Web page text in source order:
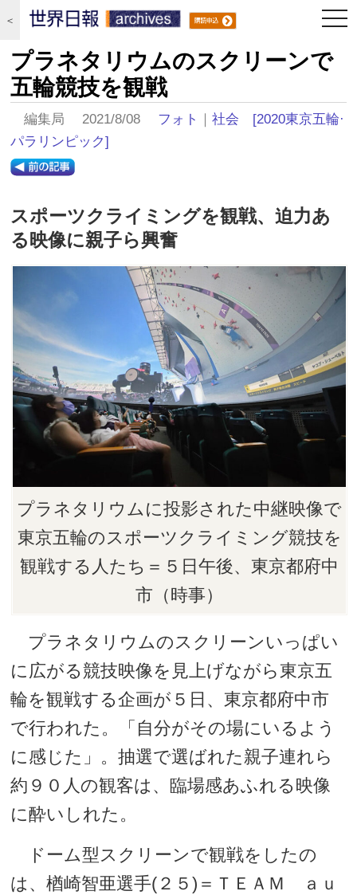
＜
プラネタリウムのスクリーンで
五輪競技を観戦
編集局 2021/8/08 フォト ｜社会
[2020東京五輪·
パラリンピック]
スポーツクライミングを観戦、迫力あ
る映像に親子ら興奮
プラネタリウムに投影された中継映像で
東京五輪のスポーツクライミング競技を
観戦する人たち＝５日午後、東京都府中
市（時事）
プラネタリウムのスクリーンいっぱい
に広がる競技映像を見上げながら東京五
輪を観戦する企画が５日、東京都府中市
で行われた。「自分がその場にいるよう
に感じた」。抽選で選ばれた親子連れら
約９０人の観客は、臨場感あふれる映像
に酔いしれた。
ドーム型スクリーンで観戦をしたの
は、楢崎智亜選手(２５)＝ＴＥＡＭ ａｕ